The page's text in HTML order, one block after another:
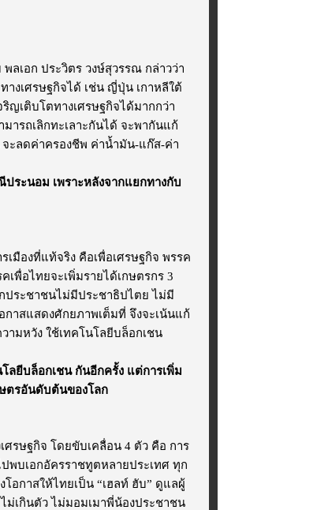
ลเอก ประวิตร วงษ์สุวรรณ กล่าวว่า
างเศรษฐกิจได้ เช่น ญี่ปุ่น เกาหลีใต้
ริญเติบโตทางเศรษฐกิจได้มากกว่า
ารถเลิกทะเลาะกันได้ จะพากันแก้
ะลดค่าครองชีพ ค่าน้ำมัน-แก๊ส-ค่า
ประนอม เพราะหลังจากแยกทางกับ
มืองที่แท้จริง คือเพื่อเศรษฐกิจ พรรค
พื่อไทยจะเพิ่มรายได้เกษตรกร 3
ประชาชนไม่มีประชาธิปไตย ไม่มี
าสแสดงศักยภาพเต็มที่ จึงจะเน้นแก้
ามหวัง ใช้เทคโนโลยีบล็อกเชน
ลยีบล็อกเชน กันอีกครั้ง แต่การเพิ่ม
ษตรอันดับต้นของโลก
รษฐกิจ โดยขับเคลื่อน 4 ตัว คือ การ
พบเอกอัครราชทูตหลายประเทศ ทุก
อกาสให้ไทยเป็น “เฮลท์ ฮับ” ดูแลผู้
ม่เกินตัว ไม่มอมเมาพี่น้องประชาชน